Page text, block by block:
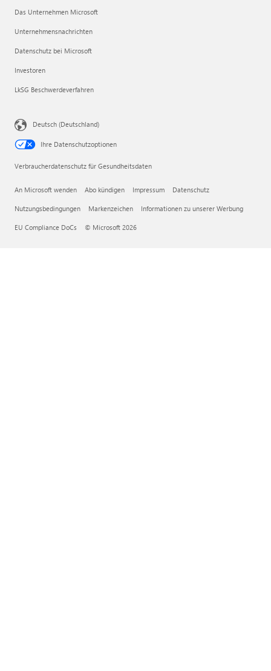
Das Unternehmen Microsoft
Unternehmensnachrichten
Datenschutz bei Microsoft
Investoren
LkSG Beschwerdeverfahren
Deutsch (Deutschland)
Ihre Datenschutzoptionen
Verbraucherdatenschutz für Gesundheitsdaten
An Microsoft wenden Abo kündigen Impressum Datenschutz
Nutzungsbedingungen Markenzeichen Informationen zu unserer Werbung
EU Compliance DoCs © Microsoft 2026